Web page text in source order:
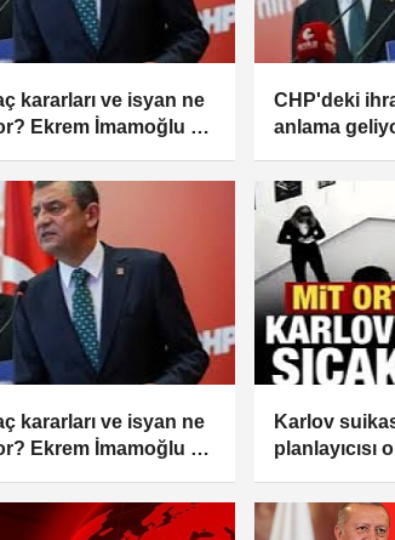
kararları ve isyan ne
Ekrem İmamoğlu ve
CHP'deki
anlama
kararları ve isyan ne
Ekrem İmamoğlu ve
Karlov
planlayıcısı